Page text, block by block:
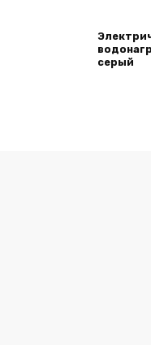
серый